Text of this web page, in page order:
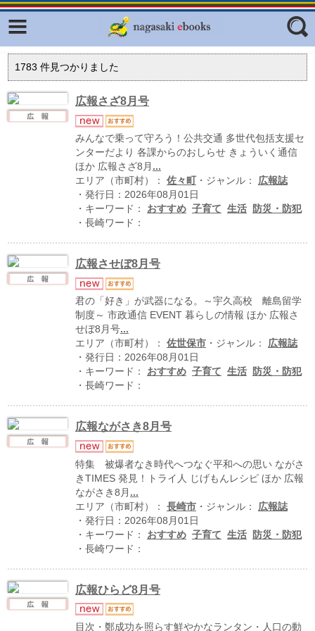
エリア
1783 件見つかりました
広報さざ8月号
みんなで乗って守ろう！公共交通 多世代包括支援セ
ンターだより 各課からのおしらせ きょういく通信
ほか 広報さざ8月 ...
エリア（市町村）： 佐々町 ・ジャンル： 広報誌
・発行日：2026年08月01日
・キーワード： おすすめ 子育て 生活
防災・防犯
・長崎ワード：
広報させぼ8月号
君の「好き」が武器になる。～宇久高校 離島留学
制度～ 市政通信 EVENT 暮らしの情報 ほか 広報さ
せぼ8月号...
エリア（市町村）： 佐世保市・ジャンル： 広報誌
・発行日：2026年08月01日
・キーワード： おすすめ 子育て 生活
防災・防犯
・長崎ワード：
広報ながさき8月号
特集 被爆者なき時代へつなぐ平和への思い ながさ
きTIMES 発見！トライ人 じげもんレシピ ほか 広報
ながさき8月 ...
エリア（市町村）： 長崎市・ジャンル： 広報誌
・発行日：2026年08月01日
・キーワード： おすすめ 子育て 生活
防災・防犯
・長崎ワード：
広報ひらど8月号
目次・鄭成功を照らす鮮やかなランタン・人口の動
Facebook
ふくいろキラリプロジェクト
ラリー（TOKYO Brochures）
復興応援企画
はじめてご利用される方へ
広報誌ナビ
明治日本の産業革命遺産
関連遺産
大学・専門学校ナビ
ハイスクールナビ
小・中学校ナビ
ながよebooks
ごとうebooks
おおむらebooks
みなみしまばらebooks
はさみebooks
ながさき市ebooks
さいかいイーブックス
長崎MICE観光マップ